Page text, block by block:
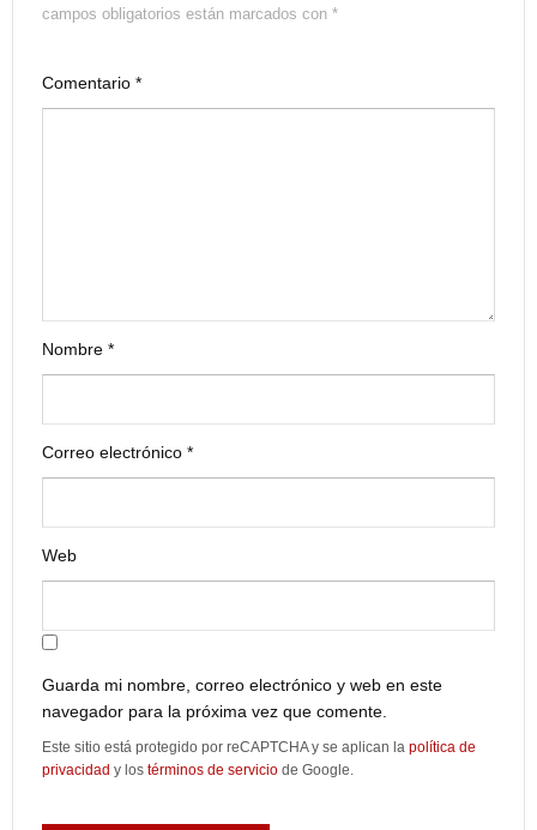
campos obligatorios están marcados con *
Comentario *
Nombre *
Correo electrónico *
Web
Guarda mi nombre, correo electrónico y web en este
navegador para la próxima vez que comente.
Este sitio está protegido por reCAPTCHA y se aplican la política de
privacidad y los términos de servicio de Google.